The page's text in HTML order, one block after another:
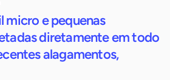
Notícias
micro e pequenas
diretamente em todo
alagamentos,